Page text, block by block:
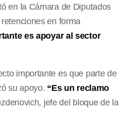
en la Cámara de Diputados
en forma
es apoyar al sector
importante es que parte de
su apoyo. “Es un reclamo
jefe del bloque de la